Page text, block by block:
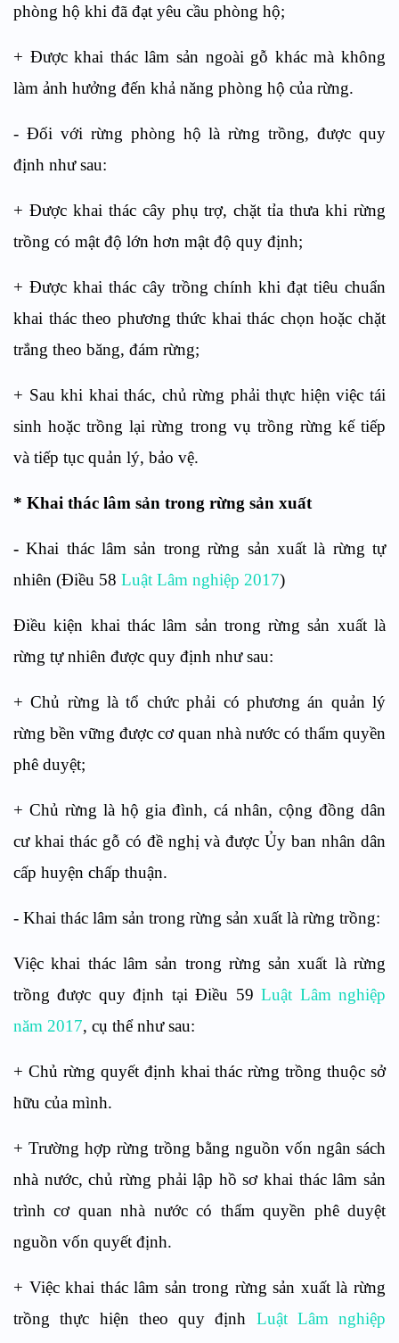
phòng hộ khi đã đạt yêu cầu phòng hộ;
+ Được khai thác lâm sản ngoài gỗ khác mà không
làm ảnh hưởng đến khả năng phòng hộ của rừng.
- Đối với rừng phòng hộ là rừng trồng, được quy
định như sau:
+ Được khai thác cây phụ trợ, chặt tỉa thưa khi rừng
trồng có mật độ lớn hơn mật độ quy định;
+ Được khai thác cây trồng chính khi đạt tiêu chuẩn
khai thác theo phương thức khai thác chọn hoặc chặt
trắng theo băng, đám rừng;
+ Sau khi khai thác, chủ rừng phải thực hiện việc tái
sinh hoặc trồng lại rừng trong vụ trồng rừng kế tiếp
và tiếp tục quản lý, bảo vệ.
* Khai thác lâm sản trong rừng sản xuất
-Khai thác lâm sản trong rừng sản xuất là rừng tự
nhiên (Điều 58 Luật Lâm nghiệp 2017)
Điều kiện khai thác lâm sản trong rừng sản xuất là
rừng tự nhiên được quy định như sau:
+ Chủ rừng là tổ chức phải có phương án quản lý
rừng bền vững được cơ quan nhà nước có thẩm quyền
phê duyệt;
+ Chủ rừng là hộ gia đình, cá nhân, cộng đồng dân
cư khai thác gỗ có đề nghị và được Ủy ban nhân dân
cấp huyện chấp thuận.
- Khai thác lâm sản trong rừng sản xuất là rừng trồng:
Việc khai thác lâm sản trong rừng sản xuất là rừng
trồng được quy định tại Điều 59Luật Lâm nghiệp
năm 2017, cụ thể như sau:
+ Chủ rừng quyết định khai thác rừng trồng thuộc sở
hữu của mình.
+ Trường hợp rừng trồng bằng nguồn vốn ngân sách
nhà nước, chủ rừng phải lập hồ sơ khai thác lâm sản
trình cơ quan nhà nước có thẩm quyền phê duyệt
nguồn vốn quyết định.
+ Việc khai thác lâm sản trong rừng sản xuất là rừng
trồng thực hiện theo quy định Luật Lâm nghiệp